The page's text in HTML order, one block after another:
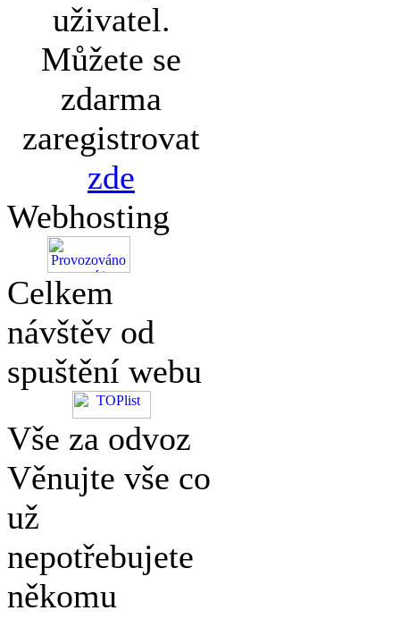
uživatel.
Můžete se
zdarma
zaregistrovat
zde
Webhosting
Celkem
návštěv od
spuštění webu
Vše za odvoz
Věnujte vše co
už
nepotřebujete
někomu